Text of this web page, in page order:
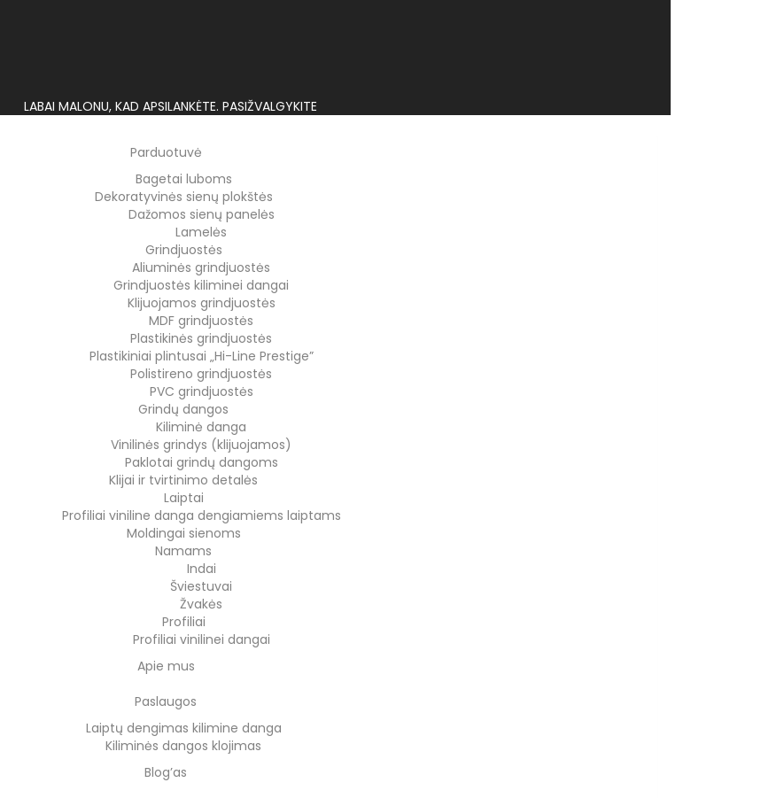
LABAI MALONU, KAD APSILANKĖTE. PASIŽVALGYKITE
Parduotuvė
Bagetai luboms
Dekoratyvinės sienų plokštės
Dažomos sienų panelės
Lamelės
Grindjuostės
Aliuminės grindjuostės
Grindjuostės kiliminei dangai
Klijuojamos grindjuostės
MDF grindjuostės
Plastikinės grindjuostės
Plastikiniai plintusai „Hi-Line Prestige”
Polistireno grindjuostės
PVC grindjuostės
Grindų dangos
Kiliminė danga
Vinilinės grindys (klijuojamos)
Paklotai grindų dangoms
Klijai ir tvirtinimo detalės
Laiptai
Profiliai viniline danga dengiamiems laiptams
Moldingai sienoms
Namams
Indai
Šviestuvai
Žvakės
Profiliai
Profiliai vinilinei dangai
Apie mus
Paslaugos
Laiptų dengimas kilimine danga
Kiliminės dangos klojimas
Blog’as